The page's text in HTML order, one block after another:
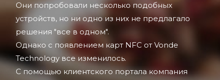
Они попробовали несколько подобных
устройств, но ни одно из них не предлагало
решения "все в одном".
Однако с появлением карт NFC от Vonde
Technology все изменилось.
С помощью клиентского портала компания